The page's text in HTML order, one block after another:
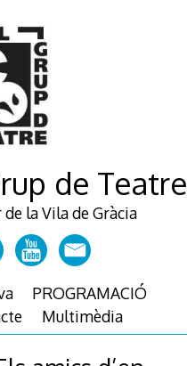
de Teatre
la Vila de Gràcia
PROGRAMACIÓ
Multimèdia